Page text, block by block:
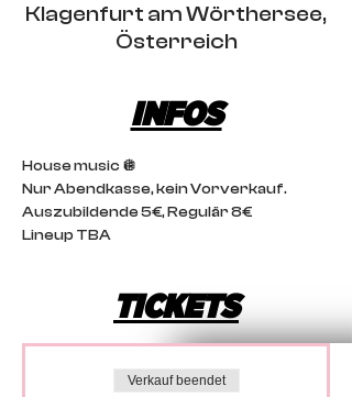
Klagenfurt am Wörthersee,
Österreich
INFOS
House music 🪩
Nur Abendkasse, kein Vorverkauf.
Auszubildende 5€, Regulär 8€
Lineup TBA
TICKETS
Verkauf beendet